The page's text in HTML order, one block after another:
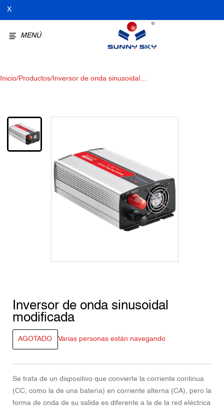
X
MENÚ
Inicio/Productos/ Inversor de onda sinusoidal
Inversor de onda sinusoidal
modificada
AGOTADO Varias personas están navegando
Se trata de un dispositivo que convierte la corriente continua
(CC, como la de una batería) en corriente alterna (CA), pero la
forma de onda de su salida es diferente a la de la red eléctrica